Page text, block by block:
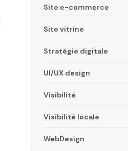
Site e-commerce
Site vitrine
Stratégie digitale
UI/UX design
Visibilité
Visibilité locale
WebDesign